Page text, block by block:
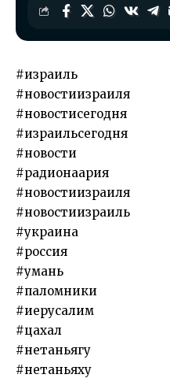
#израиль
#новостиизраиля
#новостисегодня
#израильсегодня
#новости
#радионаария
#новостиизраиля
#новостиизраиль
#украина
#россия
#умань
#паломники
#иерусалим
#цахал
#нетаньягу
#нетаньяху